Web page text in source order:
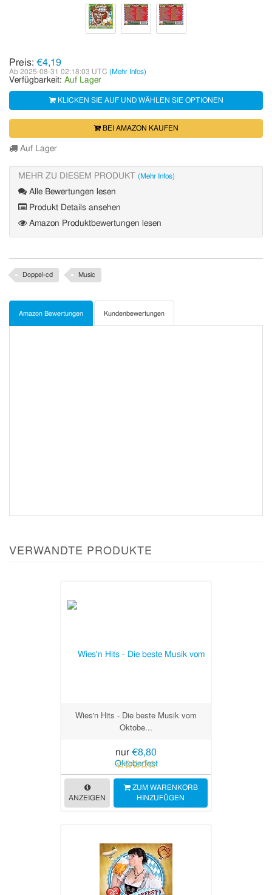
Preis: €4,19
Ab 2025-08-31 02:18:03 UTC (Mehr Infos)
Verfügbarkeit: Auf Lager
KLICKEN SIE AUF UND WÄHLEN SIE OPTIONEN
BEI AMAZON KAUFEN
Auf Lager
MEHR ZU DIESEM PRODUKT (Mehr Infos)
Alle Bewertungen lesen
Produkt Details ansehen
Amazon Produktbewertungen lesen
Doppel-cd Music
Amazon Bewertungen Kundenbewertungen
VERWANDTE PRODUKTE
Wies'n Hits - Die beste Musik vom
Oktobe...
nur €8,80
ANZEIGEN
ZUM WARENKORB
HINZUFÜGEN